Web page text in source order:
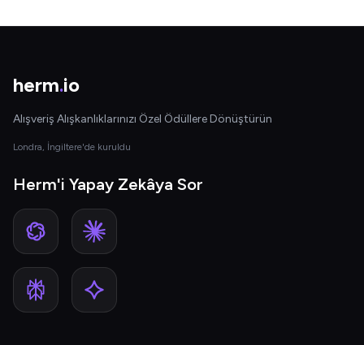
herm.io
Alışveriş Alışkanlıklarınızı Özel Ödüllere Dönüştürün
Londra, İngiltere'de kuruldu
Herm'i Yapay Zekâya Sor